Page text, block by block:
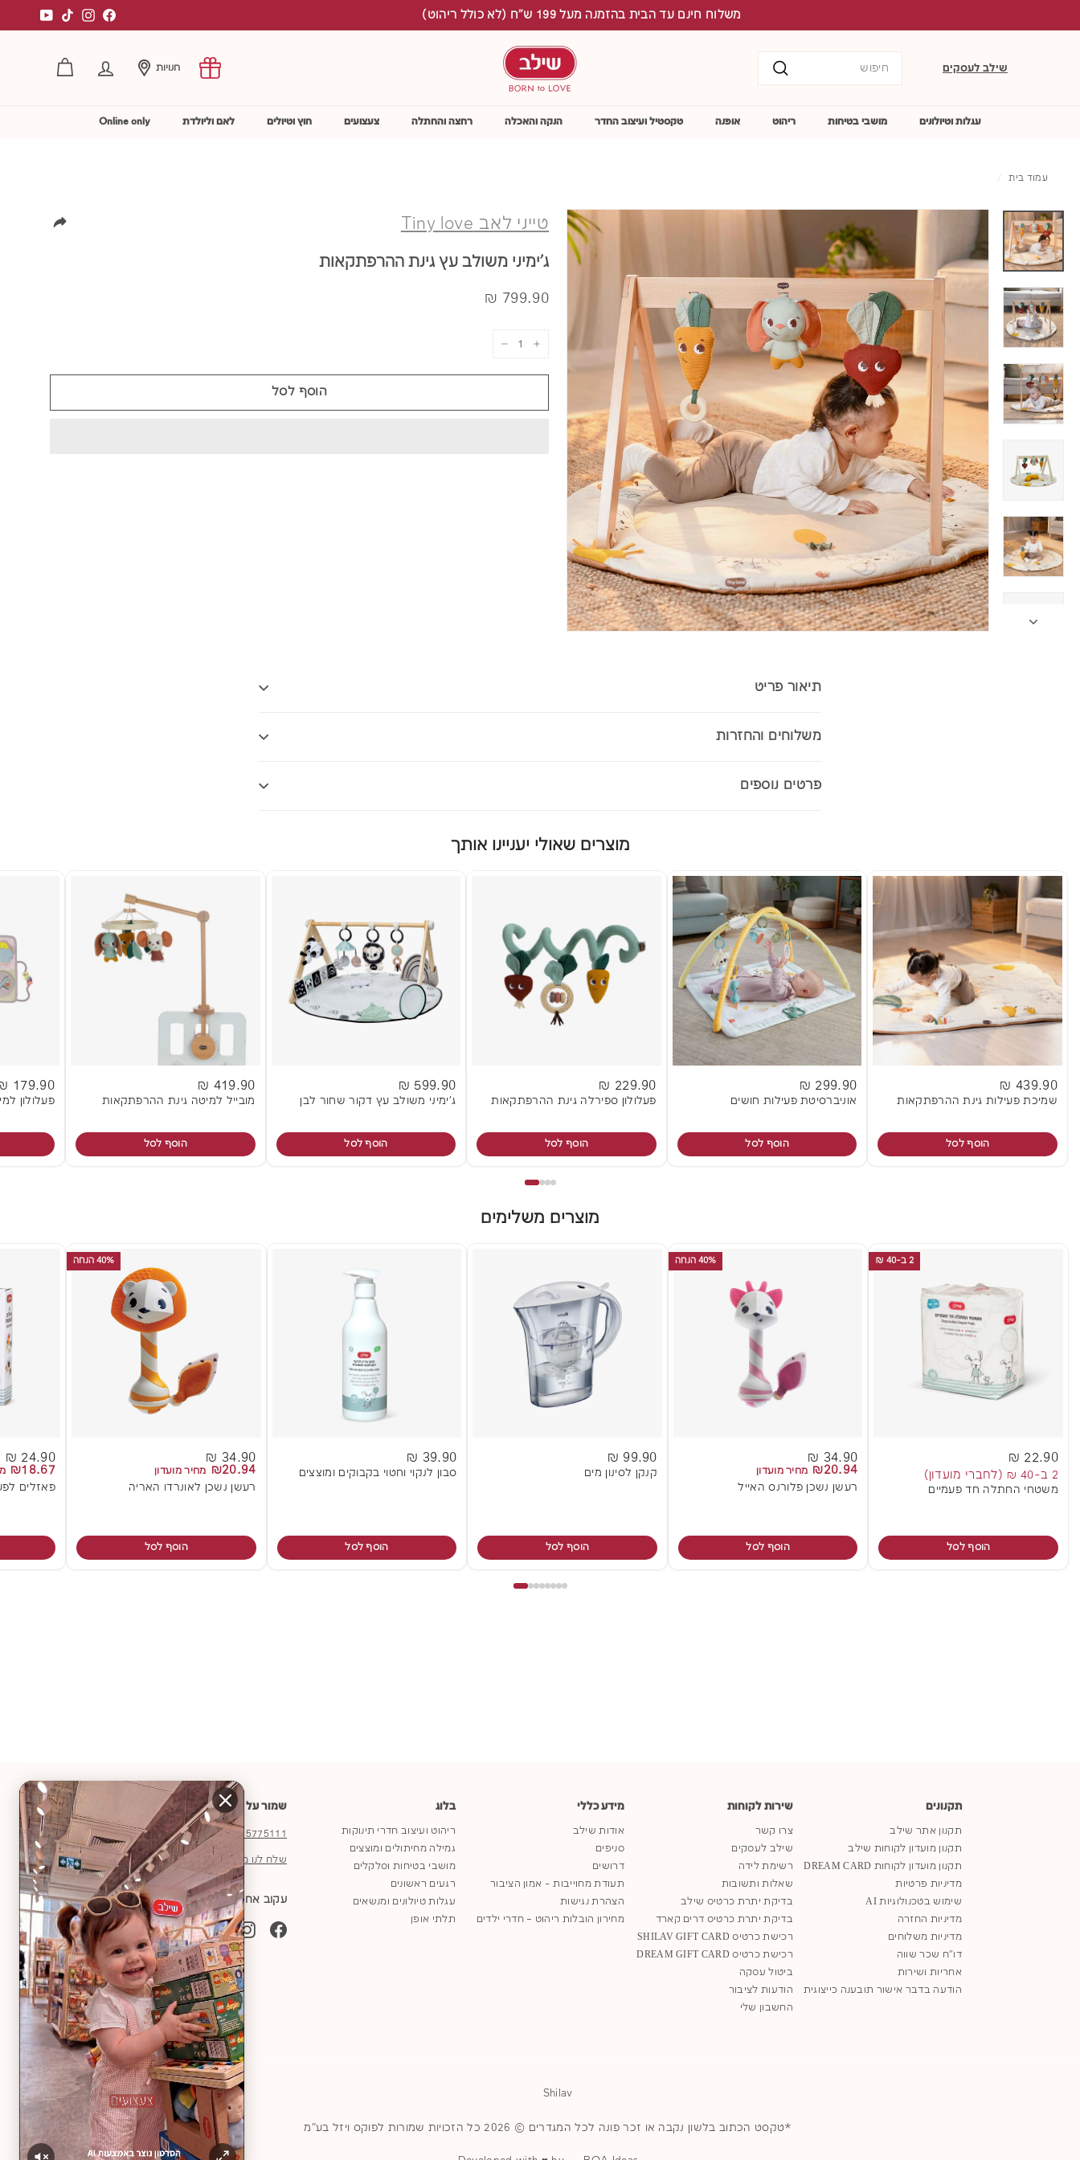
לתוכן
משלוח חינם עד הבית בהזמנה מעל 199 ש"ח (לא כולל ריהוט) Facebook
Instagram
TikTok
שילב לעסקים
S
h
i
l
v
חנויות החשבון שלי
עגלות וטיולונים מושבי בטיחות ריהוט אופנה טקסטיל ועיצוב החדר הנקה והאכלה רחצה והחתלה צעצועים חוץ וטיולים לאם וליולדת Online only
עמוד בית /
טייני לאב Tiny love
ג'ימיני משולב עץ גינת ההרפתקאות
מחיר
799.90 ₪
הוסף לסל
תיאור פריט
משלוחים והחזרות
פרטים נוספים
מוצרים שאולי יעניינו אותך
439.90 ₪
שמיכת פעילות גינת ההרפתקאות
הוסף לסל
299.90 ₪
אוניברסיטת פעילות חושים
הוסף לסל
229.90 ₪
פעלולון ספירלה גינת ההרפתקאות
הוסף לסל
599.90 ₪
ג'ימיני משולב עץ דקור שחור לבן
הוסף לסל
419.90 ₪
מובייל למיטה גינת ההרפתקאות
הוסף לסל
179.90 ₪
פעלולון
מוצרים משלימים
2 ב-40 ₪
22.90 ₪
2 ב-40 ₪ (לחברי מועדון)
משטחי החתלה חד פעמיים
הוסף לסל
40% הנחה
34.90 ₪
₪20.94 מחיר מועדון
רעשן נשכן פלורנס האייל
הוסף לסל
99.90 ₪
קנקן לסינון מים
הוסף לסל
39.90 ₪
סבון לנקוי וחטוי בקבוקים ומוצצים
הוסף לסל
40% הנחה
34.90 ₪
₪20.94 מחיר מועדון
רעשן נשכן לאונרדו האריה
הוסף לסל
24.90 ₪
₪18.67
פאזלים
תקנונים
תקנון אתר שילב
תקנון מועדון לקוחות שילב
תקנון מועדון לקוחות DREAM CARD
מדיניות פרטיות
שימוש בטכנולוגיות AI
מדיניות החזרה
מדיניות משלוחים
דו"ח שכר שווה
אחריות ושירות
הודעה בדבר אישור תובענה כייצוגית
שירות לקוחות
צרו קשר
שילב לעסקים
רשימת לידה
שאלות ותשובות
בדיקת יתרת כרטיס שילב
בדיקת יתרת כרטיס דרים קארד
רכישת כרטיס SHILAV GIFT CARD
רכישת כרטיס DREAM GIFT CARD
ביטול עסקה
הודעות לציבור
החשבון שלי
מידע כללי
אודות שילב
סניפים
דרושים
תעודת מחוייבות - אמון הציבור
הצהרת נגישות
מחירון הובלות ריהוט – חדרי ילדים
בלוג
ריהוט ועיצוב חדרי תינוקות
גמילה מחיתולים ומוצצים
מושבי בטיחות וסלקלים
רגעים ראשונים
עגלות טיולונים ומנשאים
תלתי אופן
שמור על קשר
03-5775111
שלח לנו מייל
עקוב אחרינו
Facebook
Instagram
TikTok
YouTube
Shilav
*טקסט הכתוב בלשון נקבה או זכר פונה לכל המגדרים © 2026 כל הזכויות שמורות לפוקס ויזל בע"מ